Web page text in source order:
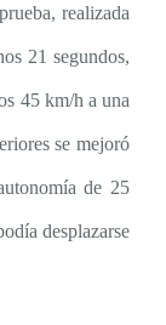
realizada
21 segundos,
45 km/h a una
se mejoró
de 25
desplazarse